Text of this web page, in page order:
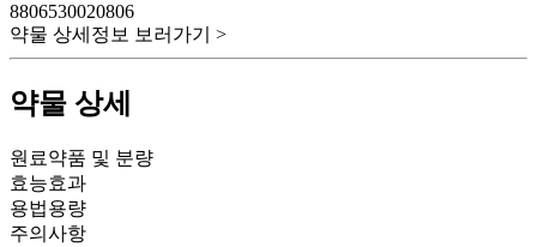
8806530020806
약물 상세정보 보러가기 >
약물 상세
원료약품 및 분량
효능효과
용법용량
주의사항